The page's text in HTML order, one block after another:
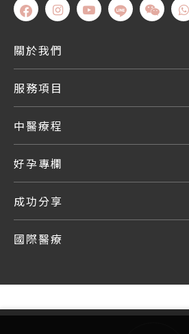
關於我們
服務項目
中醫療程
好孕專欄
成功分享
國際醫療